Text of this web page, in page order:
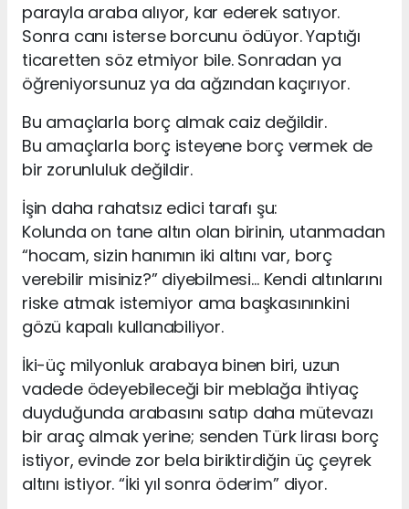
parayla araba alıyor, kar ederek satıyor.
Sonra canı isterse borcunu ödüyor. Yaptığı
ticaretten söz etmiyor bile. Sonradan ya
öğreniyorsunuz ya da ağzından kaçırıyor.
Bu amaçlarla borç almak caiz değildir.
Bu amaçlarla borç isteyene borç vermek de
bir zorunluluk değildir.
İşin daha rahatsız edici tarafı şu:
Kolunda on tane altın olan birinin, utanmadan
“hocam, sizin hanımın iki altını var, borç
verebilir misiniz?” diyebilmesi… Kendi altınlarını
riske atmak istemiyor ama başkasınınkini
gözü kapalı kullanabiliyor.
İki-üç milyonluk arabaya binen biri, uzun
vadede ödeyebileceği bir meblağa ihtiyaç
duyduğunda arabasını satıp daha mütevazı
bir araç almak yerine; senden Türk lirası borç
istiyor, evinde zor bela biriktirdiğin üç çeyrek
altını istiyor. “İki yıl sonra öderim” diyor.